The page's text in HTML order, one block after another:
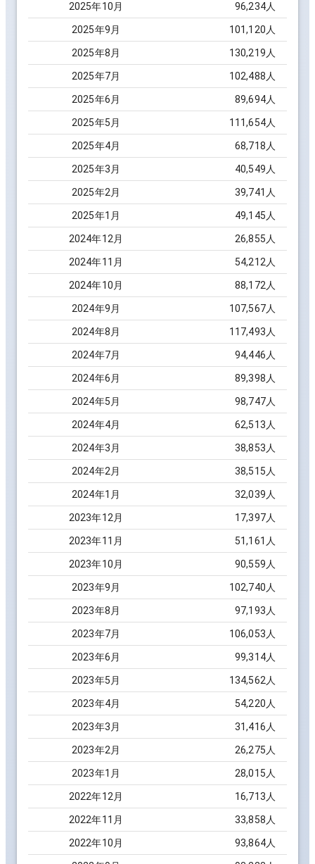
2025年10 月 96,234人
2025年9 月 101,120 人
2025年8 月 130,219 人
2025年7月 102,488 人
2025年6 月 89,694人
2025年5 月 111,654人
2025年4月 68,718 人
2025年3 月 40,549 人
2025年2 月 39,741 人
2025年1 月 49,145 人
2024年12 月 26,855 人
2024年11 月 54,212 人
2024年10 月 88,172 人
2024年9 月 107,567人
2024年8 月 117,493 人
2024年7月 94,446 人
2024年6 月 89,398 人
2024年5 月 98,747人
2024年4月 62,513 人
2024年3 月 38,853 人
2024年2 月 38,515 人
2024年1 月 32,039 人
2023年12 月 17,397人
2023年11 月 51,161 人
2023年10 月 90,559 人
2023年9 月 102,740 人
2023年8 月 97,193 人
2023年7月 106,053 人
2023年6 月 99,314人
2023年5 月 134,562 人
2023年4月 54,220 人
2023年3 月 31,416 人
2023年2 月 26,275 人
2023年1 月 28,015 人
2022年12 月 16,713 人
2022年11 月 33,858 人
2022年10 月 93,864人